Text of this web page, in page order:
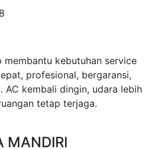
membantu kebutuhan service
profesional, bergaransi,
AC kembali dingin, udara lebih
tetap terjaga.
MANDIRI